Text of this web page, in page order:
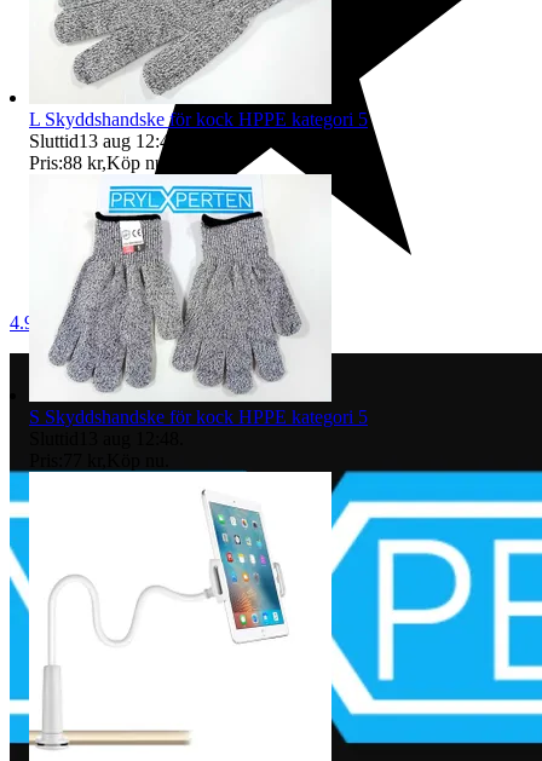
4.9
L Skyddshandske för kock HPPE kategori 5
Sluttid13 aug 12:47
Pris:88 kr,Köp nu
S Skyddshandske för kock HPPE kategori 5